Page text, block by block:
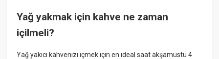
Yağ yakmak için kahve ne zaman
içilmeli?
Yağ yakıcı kahvenizi içmek için en ideal saat akşamüstü 4